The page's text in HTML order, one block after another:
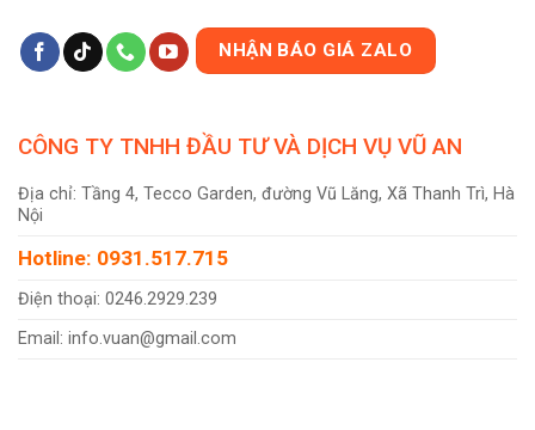
NHẬN BÁO GIÁ ZALO
CÔNG TY TNHH ĐẦU TƯ VÀ DỊCH VỤ VŨ AN
Địa chỉ: Tầng 4, Tecco Garden, đường Vũ Lăng, Xã Thanh Trì, Hà
Nội
Hotline: 0931.517.715
Điện thoại: 0246.2929.239
Email: info.vuan@gmail.com